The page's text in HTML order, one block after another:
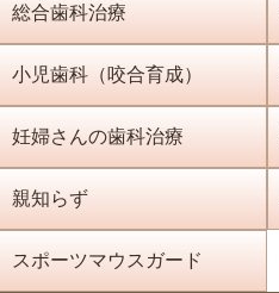
総合歯科治療
小児歯科（咬合育成）
妊婦さんの歯科治療
親知らず
スポーツマウスガード